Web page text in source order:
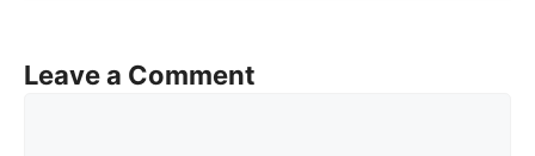
Leave a Comment